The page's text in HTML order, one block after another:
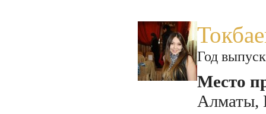
Год
Место
Алматы,